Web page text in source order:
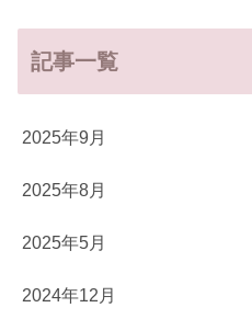
記事一覧
2025年9月
2025年8月
2025年5月
2024年12月